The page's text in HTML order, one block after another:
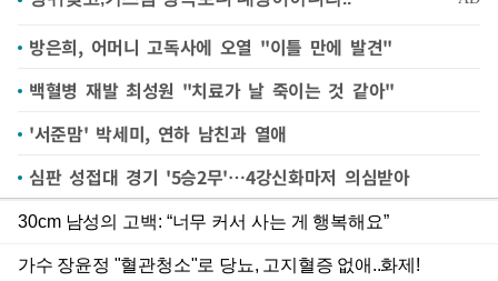
방은희, 어머니 고독사에 오열 "이틀 만에 발견"
백혈병 재발 최성원 "치료가 날 죽이는 것 같아"
'서준맘' 박세미, 연하 남친과 열애
심판 성접대 경기 '5승2무'…4강신화마저 의심받아